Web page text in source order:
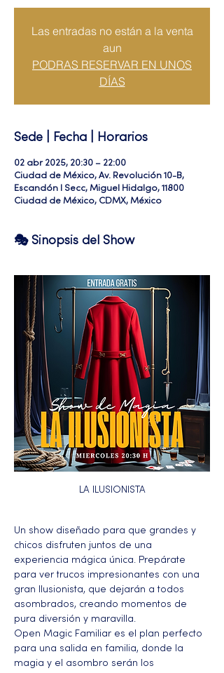
Las entradas no están a la venta
aun
PODRAS RESERVAR EN UNOS
DÍAS
Sede | Fecha | Horarios
02 abr 2025, 20:30 – 22:00
Ciudad de México, Av. Revolución 10-B,
Escandón I Secc, Miguel Hidalgo, 11800
Ciudad de México, CDMX, México
🎭 Sinopsis del Show
LA ILUSIONISTA
Un show diseñado para que grandes y
chicos disfruten juntos de una
experiencia mágica única. Prepárate
para ver trucos impresionantes con una
gran Ilusionista, que dejarán a todos
asombrados, creando momentos de
pura diversión y maravilla.
Open Magic Familiar es el plan perfecto
para una salida en familia, donde la
magia y el asombro serán los